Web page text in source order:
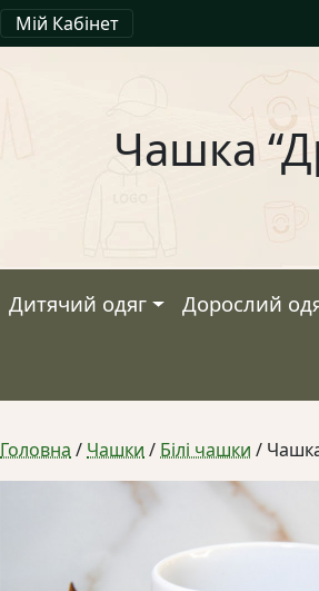
Мій Кабінет
Чашка
Дитячий одяг Дорослий
Головна / Чашки / Білі чашки /